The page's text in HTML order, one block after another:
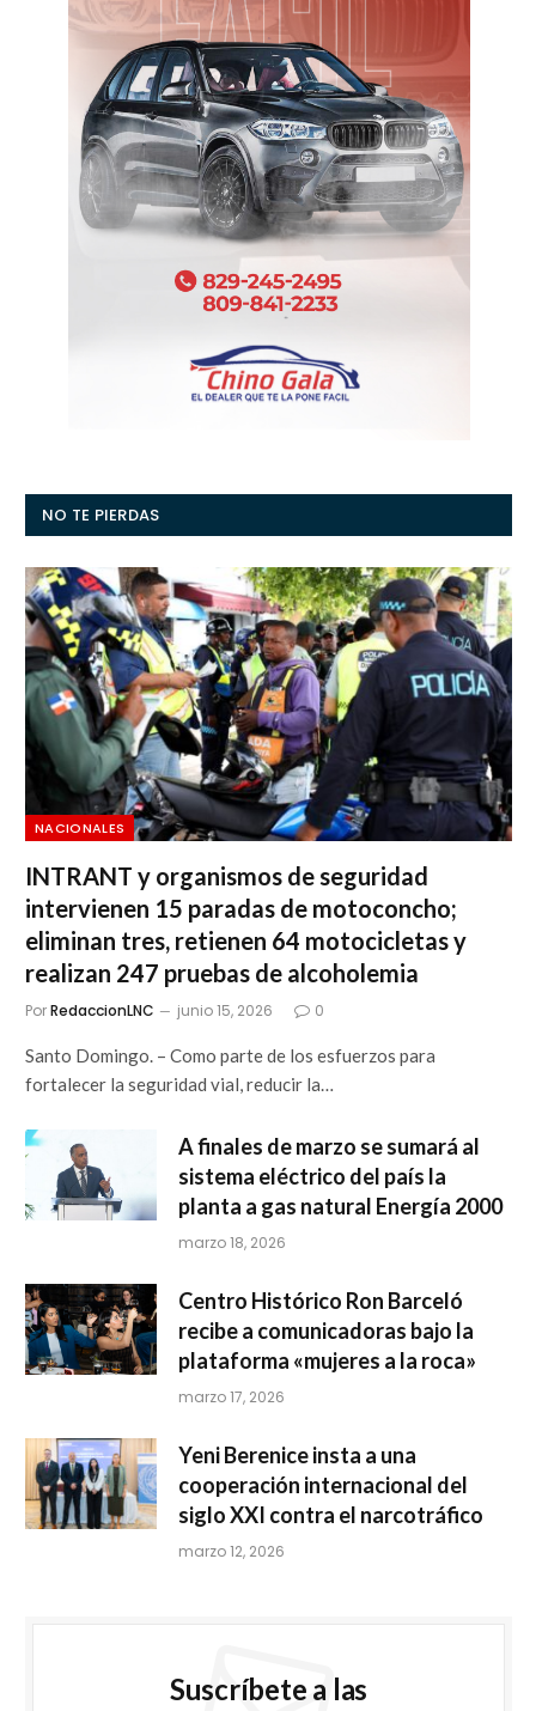
NO TE PIERDAS
NACIONALES
INTRANT y organismos de seguridad
intervienen 15 paradas de motoconcho;
eliminan tres, retienen 64 motocicletas y
realizan 247 pruebas de alcoholemia
PorRedaccionLNC junio 15, 2026 0
Santo Domingo. – Como parte de los esfuerzos para
fortalecer la seguridad vial, reducir la…
A finales de marzo se sumará al
sistema eléctrico del país la
planta a gas natural Energía 2000
marzo 18, 2026
Centro Histórico Ron Barceló
recibe a comunicadoras bajo la
plataforma «mujeres a la roca»
marzo 17, 2026
Yeni Berenice insta a una
cooperación internacional del
siglo XXI contra el narcotráfico
marzo 12, 2026
Suscríbete a las